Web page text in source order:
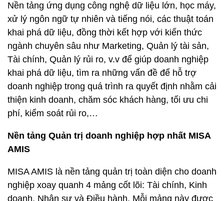
Nền tảng ứng dụng công nghệ dữ liệu lớn, học máy,
xử lý ngôn ngữ tự nhiên và tiếng nói, các thuật toán
khai phá dữ liệu, đồng thời kết hợp với kiến thức
ngành chuyên sâu như Marketing, Quản lý tài sản,
Tài chính, Quản lý rủi ro, v.v để giúp doanh nghiệp
khai phá dữ liệu, tìm ra những vấn đề để hỗ trợ
doanh nghiệp trong quá trình ra quyết định nhằm cải
thiện kinh doanh, chăm sóc khách hàng, tối ưu chi
phí, kiểm soát rủi ro,…
Nền tảng Quản trị doanh nghiệp hợp nhất MISA
AMIS
MISA AMIS là nền tảng quản trị toàn diện cho doanh
nghiệp xoay quanh 4 mảng cốt lõi: Tài chính, Kinh
doanh, Nhân sự và Điều hành. Mỗi mảng này được